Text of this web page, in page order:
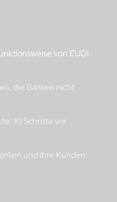
von EUDI
die Banken nicht
10 Schritte vor
und ihre Kunden.